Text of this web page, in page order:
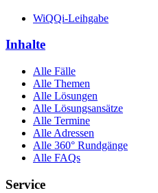
WiQQi-Leihgabe
Inhalte
Alle Fälle
Alle Themen
Alle Lösungen
Alle Lösungsansätze
Alle Termine
Alle Adressen
Alle 360° Rundgänge
Alle FAQs
Service